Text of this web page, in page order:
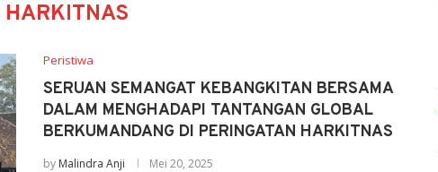
HARKITNAS
Peristiwa
SERUAN SEMANGAT KEBANGKITAN BERSAMA
DALAM MENGHADAPI TANTANGAN GLOBAL
BERKUMANDANG DI PERINGATAN HARKITNAS
by Malindra Anji Mei 20, 2025